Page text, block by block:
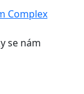
Complex
se nám